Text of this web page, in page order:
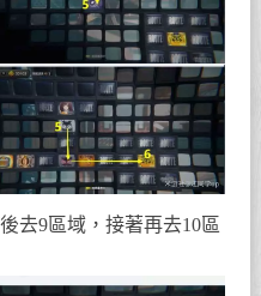
去9區域，接著再去10區